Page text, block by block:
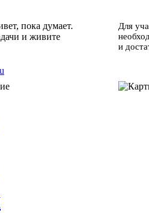
пока думает.
и живите
Для
и